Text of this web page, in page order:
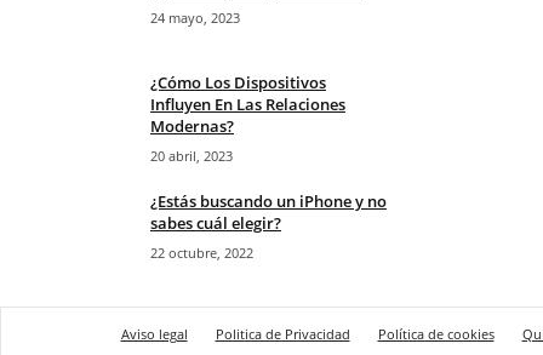
24 mayo, 2023
¿Cómo Los Dispositivos
Influyen En Las Relaciones
Modernas?
20 abril, 2023
¿Estás buscando un iPhone y no
sabes cuál elegir?
22 octubre, 2022
Aviso legal Politica de Privacidad Política de cookies